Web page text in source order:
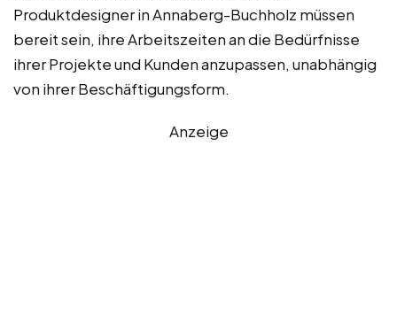
Produktdesigner in Annaberg-Buchholz müssen
bereit sein, ihre Arbeitszeiten an die Bedürfnisse
ihrer Projekte und Kunden anzupassen, unabhängig
von ihrer Beschäftigungsform.
Anzeige